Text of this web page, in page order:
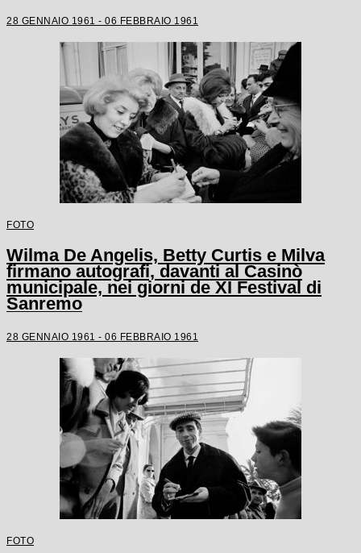
28 GENNAIO 1961 - 06 FEBBRAIO 1961
FOTO
Wilma De Angelis, Betty Curtis e Milva
firmano autografi, davanti al Casinò
municipale, nei giorni de XI Festival di
Sanremo
28 GENNAIO 1961 - 06 FEBBRAIO 1961
FOTO